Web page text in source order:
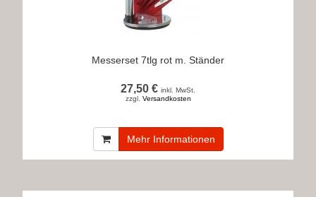
Messerset 7tlg rot m. Ständer
27,50 € inkl. MwSt.
zzgl. Versandkosten
Mehr Informationen